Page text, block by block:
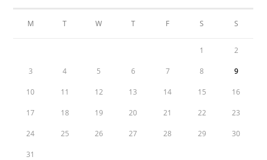
M T W T F S S
1 2
3 4 5 6 7 8 9
10 11 12 13 14 15 16
17 18 19 20 21 22 23
24 25 26 27 28 29 30
31